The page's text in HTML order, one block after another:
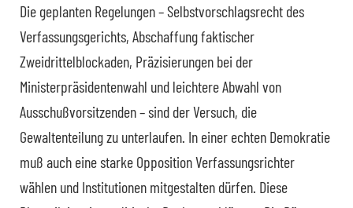
Die geplanten Regelungen – Selbstvorschlagsrecht des
Verfassungsgerichts, Abschaffung faktischer
Zweidrittelblockaden, Präzisierungen bei der
Ministerpräsidentenwahl und leichtere Abwahl von
Ausschußvorsitzenden – sind der Versuch, die
Gewaltenteilung zu unterlaufen. In einer echten Demokratie
muß auch eine starke Opposition Verfassungsrichter
wählen und Institutionen mitgestalten dürfen. Diese